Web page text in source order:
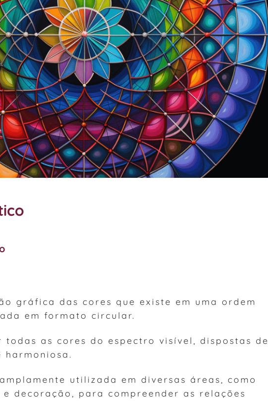
gráfica das cores que existe em uma ordem
em formato circular.
todas as cores do espectro visível, dispostas de
harmoniosa.
utilizada em diversas áreas, como
e decoração, para compreender as relações